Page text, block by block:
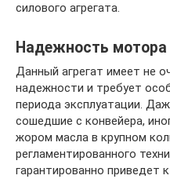
силового агрегата.
Надежность мотора
Данный агрегат имеет не
надежности и требует
периода эксплуатации.
сошедшие с конвейера,
жором масла в крупном
регламентированного
гарантированно приведет